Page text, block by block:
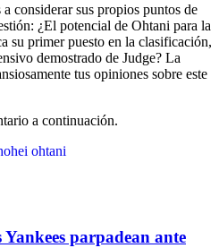
considerar sus propios puntos de
¿El potencial de Ohtani para la
su primer puesto en la clasificación,
demostrado de Judge? La
tus opiniones sobre este
a continuación.
ohtani
parpadean ante